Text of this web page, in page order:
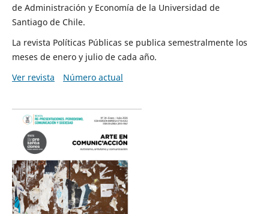
de Administración y Economía de la Universidad de
Santiago de Chile.
La revista Políticas Públicas se publica semestralmente los
meses de enero y julio de cada año.
Ver revista
Número actual